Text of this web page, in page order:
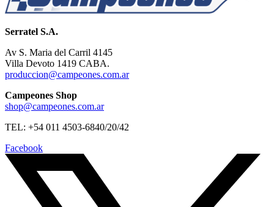
Serratel S.A.
Av S. Maria del Carril 4145
Villa Devoto 1419 CABA.
produccion@campeones.com.ar
Campeones Shop
shop@campeones.com.ar
TEL: +54 011 4503-6840/20/42
Facebook